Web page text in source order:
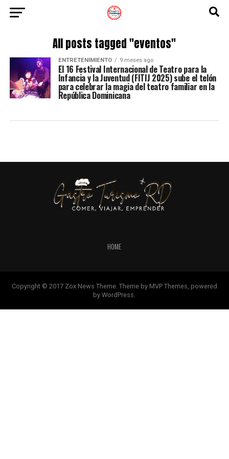
All posts tagged "eventos"
ENTRETENIMIENTO 9 meses ago
El 16 Festival Internacional de Teatro para la
Infancia y la Juventud (FITIJ 2025) sube el telón
para celebrar la magia del teatro familiar en la
República Dominicana
HOME
Copyright © 2017 Zox News Theme. Theme by MVP Themes, powered
by WordPress.